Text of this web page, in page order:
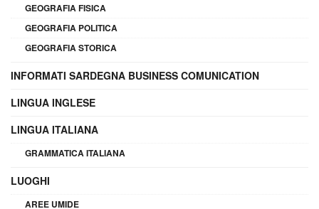
GEOGRAFIA FISICA
GEOGRAFIA POLITICA
GEOGRAFIA STORICA
INFORMATI SARDEGNA BUSINESS COMUNICATION
LINGUA INGLESE
LINGUA ITALIANA
GRAMMATICA ITALIANA
LUOGHI
AREE UMIDE